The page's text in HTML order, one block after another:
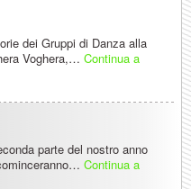
dei Gruppi di Danza alla
Voghera,… Continua a
parte del nostro anno
Continua a